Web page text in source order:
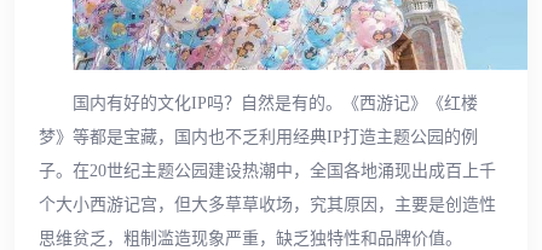
国内有好的文化IP吗？自然是有的。《西游记》《红楼
梦》等都是宝藏，国内也不乏利用经典IP打造主题公园的例
子。在20世纪主题公园建设热潮中，全国各地涌现出成百上千
个大小西游记宫，但大多草草收场，究其原因，主要是创造性
思维贫乏，粗制滥造现象严重，缺乏独特性和品牌价值。